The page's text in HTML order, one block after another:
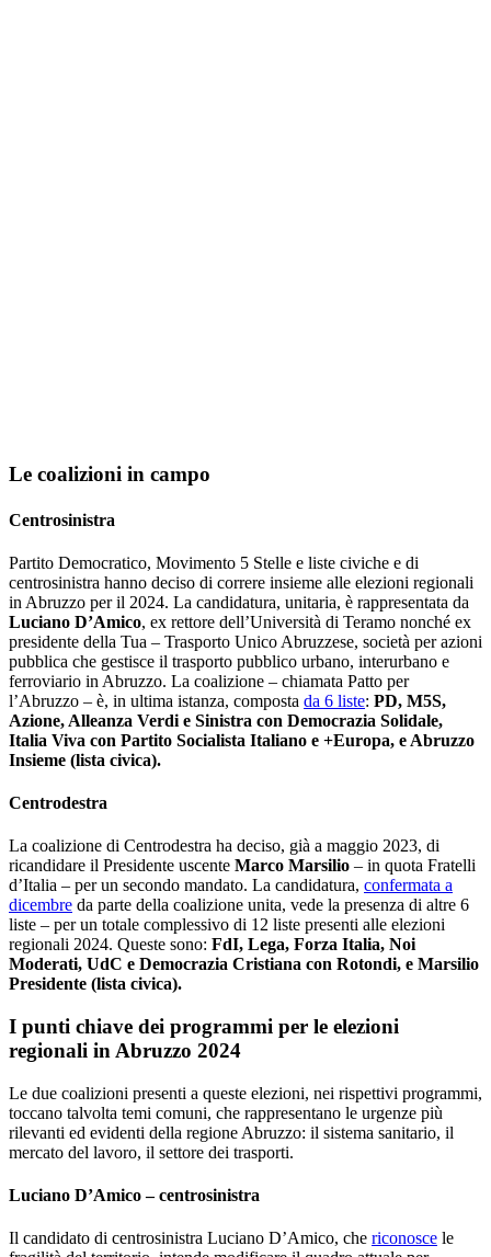
Le coalizioni in campo
Centrosinistra
Partito Democratico, Movimento 5 Stelle e liste civiche e di
centrosinistra hanno deciso di correre insieme alle elezioni regionali
in Abruzzo per il 2024. La candidatura, unitaria, è rappresentata da
Luciano D’Amico, ex rettore dell’Università di Teramo nonché ex
presidente della Tua – Trasporto Unico Abruzzese, società per azioni
pubblica che gestisce il trasporto pubblico urbano, interurbano e
ferroviario in Abruzzo. La coalizione – chiamata Patto per
l’Abruzzo – è, in ultima istanza, composta da 6 liste: PD, M5S,
Azione, Alleanza Verdi e Sinistra con Democrazia Solidale,
Italia Viva con Partito Socialista Italiano e +Europa, e Abruzzo
Insieme (lista civica).
Centrodestra
La coalizione di Centrodestra ha deciso, già a maggio 2023, di
ricandidare il Presidente uscente Marco Marsilio – in quota Fratelli
d’Italia – per un secondo mandato. La candidatura, confermata a
dicembre da parte della coalizione unita, vede la presenza di altre 6
liste – per un totale complessivo di 12 liste presenti alle elezioni
regionali 2024. Queste sono: FdI, Lega, Forza Italia, Noi
Moderati, UdC e Democrazia Cristiana con Rotondi, e Marsilio
Presidente (lista civica).
I punti chiave dei programmi per le elezioni
regionali in Abruzzo 2024
Le due coalizioni presenti a queste elezioni, nei rispettivi programmi,
toccano talvolta temi comuni, che rappresentano le urgenze più
rilevanti ed evidenti della regione Abruzzo: il sistema sanitario, il
mercato del lavoro, il settore dei trasporti.
Luciano D’Amico – centrosinistra
Il candidato di centrosinistra Luciano D’Amico, che riconosce le